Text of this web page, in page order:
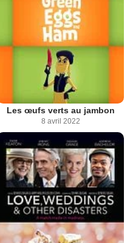
Les œufs verts au jambon
8 avril 2022